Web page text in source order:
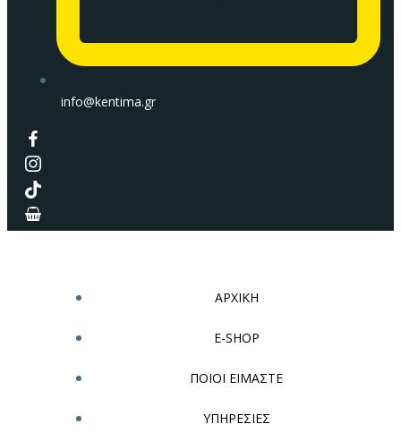
info@kentima.gr
ΑΡΧΙΚΗ
E-SHOP
ΠΟΙΟΙ ΕΙΜΑΣΤΕ
ΥΠΗΡΕΣΙΕΣ